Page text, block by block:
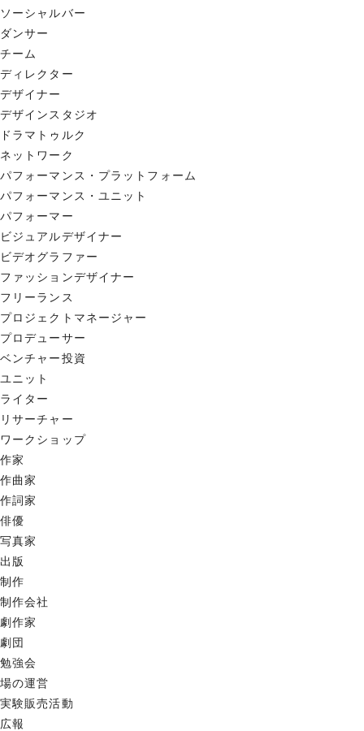
ソーシャルバー
ダンサー
チーム
ディレクター
デザイナー
デザインスタジオ
ドラマトゥルク
ネットワーク
パフォーマンス・プラットフォーム
パフォーマンス・ユニット
パフォーマー
ビジュアルデザイナー
ビデオグラファー
ファッションデザイナー
フリーランス
プロジェクトマネージャー
プロデューサー
ベンチャー投資
ユニット
ライター
リサーチャー
ワークショップ
作家
作曲家
作詞家
俳優
写真家
出版
制作
制作会社
劇作家
劇団
勉強会
場の運営
実験販売活動
広報